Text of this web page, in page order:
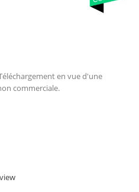
en vue d'une
commerciale.